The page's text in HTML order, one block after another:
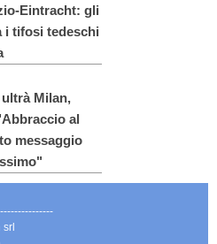
Eintracht: gli
i tifosi tedeschi
Milan,
al
messaggio
srl